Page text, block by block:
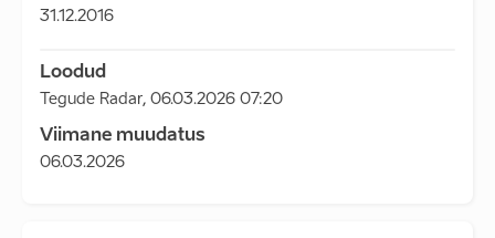
31.12.2016
Loodud
Tegude Radar, 06.03.2026 07:20
Viimane muudatus
06.03.2026